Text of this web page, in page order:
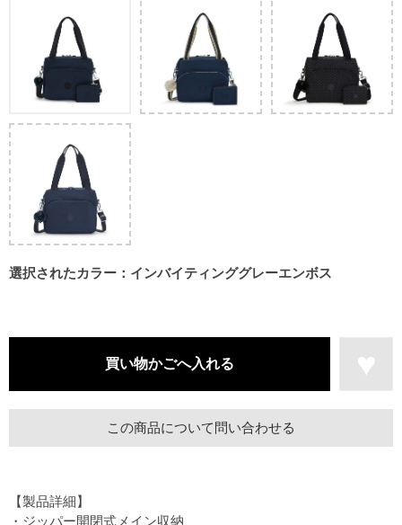
選択されたカラー：インバイティンググレーエンボス
この商品について問い合わせる
【製品詳細】
・ジッパー開閉式メイン収納